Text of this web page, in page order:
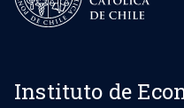
Instituto de